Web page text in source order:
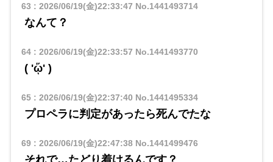
63 : 2026/06/19(金)22:33:47 No.1441493714
なんて？
64: 2026/06/19(金)22:33:57 No.1441493770
( 'ᾥ' )
65: 2026/06/19(金)22:37:40 No.1441495334
プロペラに判定があったら死んでたな
69: 2026/06/19(金)22:47:38No.1441499476
それで…たどり着けるんです？